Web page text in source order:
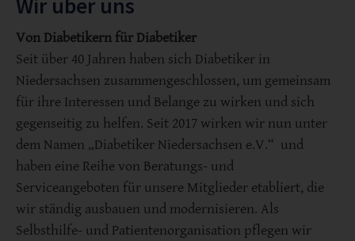
Von Diabetikern für Diabetiker
Seit über 40 Jahren haben sich Diabetiker in
Niedersachsen zusammengeschlossen, um gemeinsam
für ihre Interessen und Belange zu wirken und sich
gegenseitig zu helfen. Seit 2017 wirken wir nun unter
dem Namen „Diabetiker Niedersachsen e.V.“ und
haben eine Reihe von Beratungs- und
Serviceangeboten für unsere Mitglieder etabliert, die
wir ständig ausbauen und modernisieren. Als
Selbsthilfe- und Patientenorganisation pflegen wir